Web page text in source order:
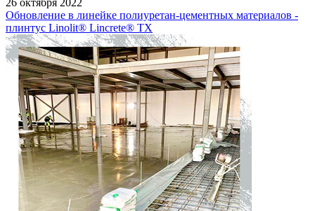
Обновление в линейке полиуретан-цементных материалов -
плинтус Linolit® Lincrete® ТХ